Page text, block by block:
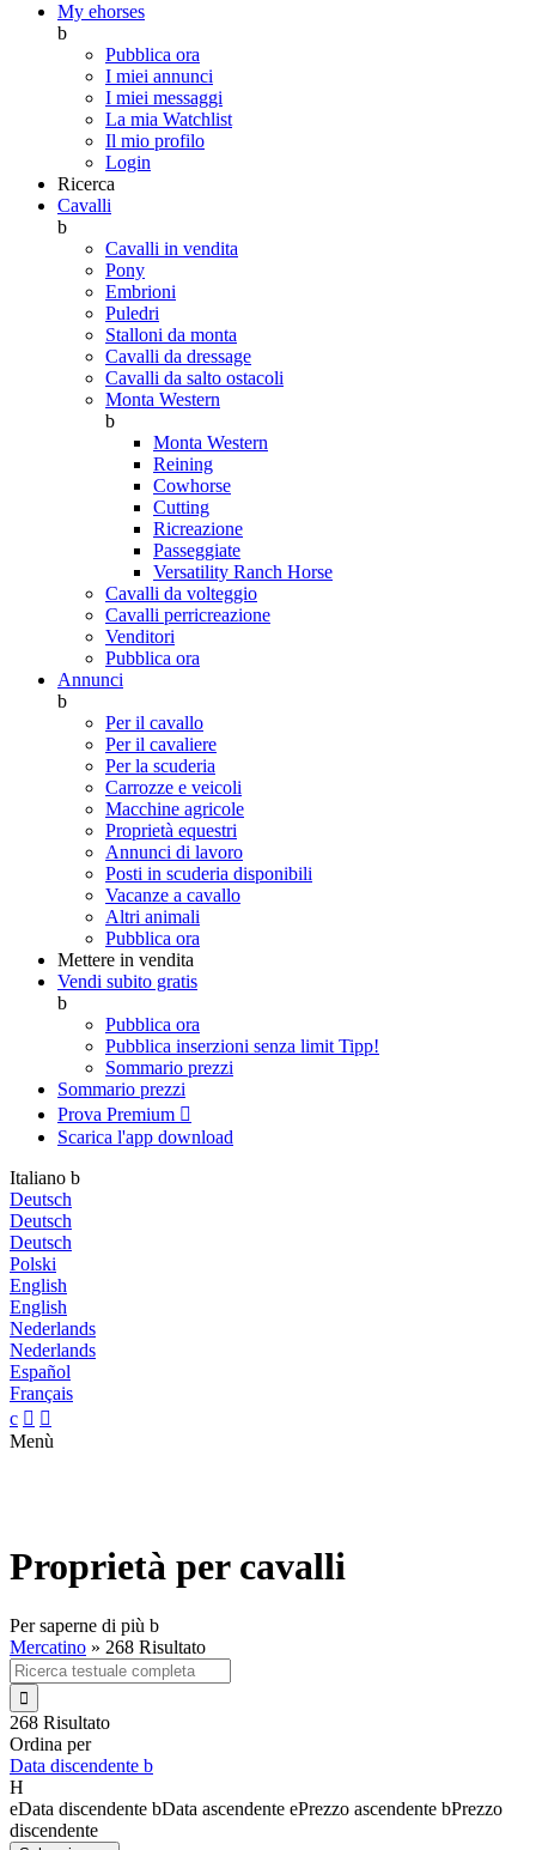
My ehorses
b
Pubblica ora
I miei annunci
I miei messaggi
La mia Watchlist
Il mio profilo
Login
Ricerca
Cavalli
b
Cavalli in vendita
Pony
Embrioni
Puledri
Stalloni da monta
Cavalli da dressage
Cavalli da salto ostacoli
Monta Western
b
Monta Western
Reining
Cowhorse
Cutting
Ricreazione
Passeggiate
Versatility Ranch Horse
Cavalli da volteggio
Cavalli perricreazione
Venditori
Pubblica ora
Annunci
b
Per il cavallo
Per il cavaliere
Per la scuderia
Carrozze e veicoli
Macchine agricole
Proprietà equestri
Annunci di lavoro
Posti in scuderia disponibili
Vacanze a cavallo
Altri animali
Pubblica ora
Mettere in vendita
Vendi subito gratis
b
Pubblica ora
Pubblica inserzioni senza limit Tipp!
Sommario prezzi
Sommario prezzi
Prova Premium 
Scarica l'app download
Italiano b
Deutsch
Deutsch
Deutsch
Polski
English
English
Nederlands
Nederlands
Español
Français
c  
Menù
Proprietà per cavalli
Per saperne di più b
Mercatino » 268 Risultato

268 Risultato
Ordina per
Data discendente b
H
eData discendente bData ascendente ePrezzo ascendente bPrezzo
discendente